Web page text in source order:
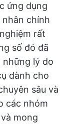
ứng dụng
nhân chính
rất
số đó đã
lý do
dành cho
sâu và
các nhóm
mong